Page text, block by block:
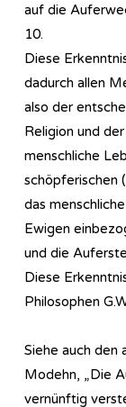
auf die
10.
Diese
dadurch allen
also der
Religion und
menschliche
schöpferischen
das
Ewigen
und die
Diese
Philosophen
Siehe auch den
Modehn, „Die
vernünftig